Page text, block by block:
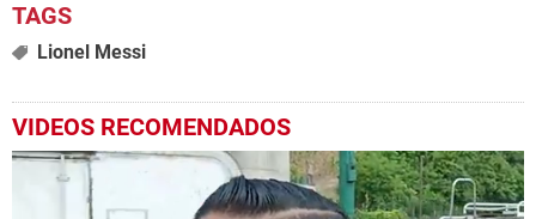
Lionel Messi
VIDEOS RECOMENDADOS